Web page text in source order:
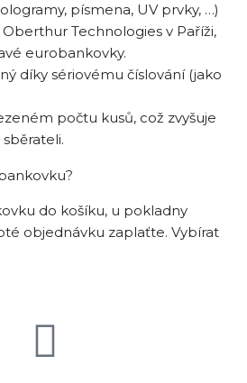
písmena, UV prvky, …)
Technologies v Paříži,
eurobankovky.
díky sériovému číslování (jako
počtu kusů, což zvyšuje
do košíku, u pokladny
objednávku zaplaťte. Vybírat